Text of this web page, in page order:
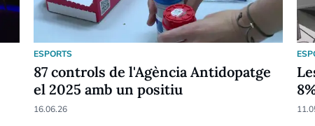
ESPORTS
87 controls de l'Agència Antidopatge
el 2025 amb un positiu
16.06.26